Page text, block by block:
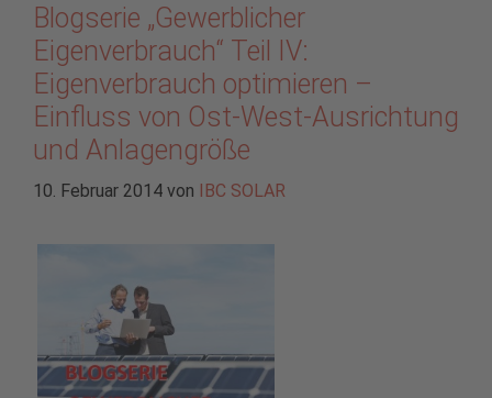
Blogserie „Gewerblicher
Eigenverbrauch“ Teil IV:
Eigenverbrauch optimieren –
Einfluss von Ost-West-Ausrichtung
und Anlagengröße
10. Februar 2014 von IBC SOLAR